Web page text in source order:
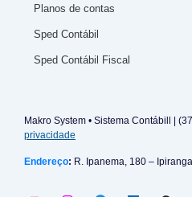
Planos de contas
Sped Contábil
Sped Contábil Fiscal
Makro System • Sistema Contábill |
privacidade
Endereço: R. Ipanema, 180 –